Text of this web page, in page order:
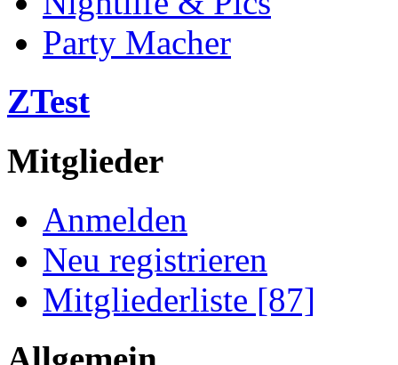
Party Macher
ZTest
Mitglieder
Anmelden
Neu registrieren
Mitgliederliste [87]